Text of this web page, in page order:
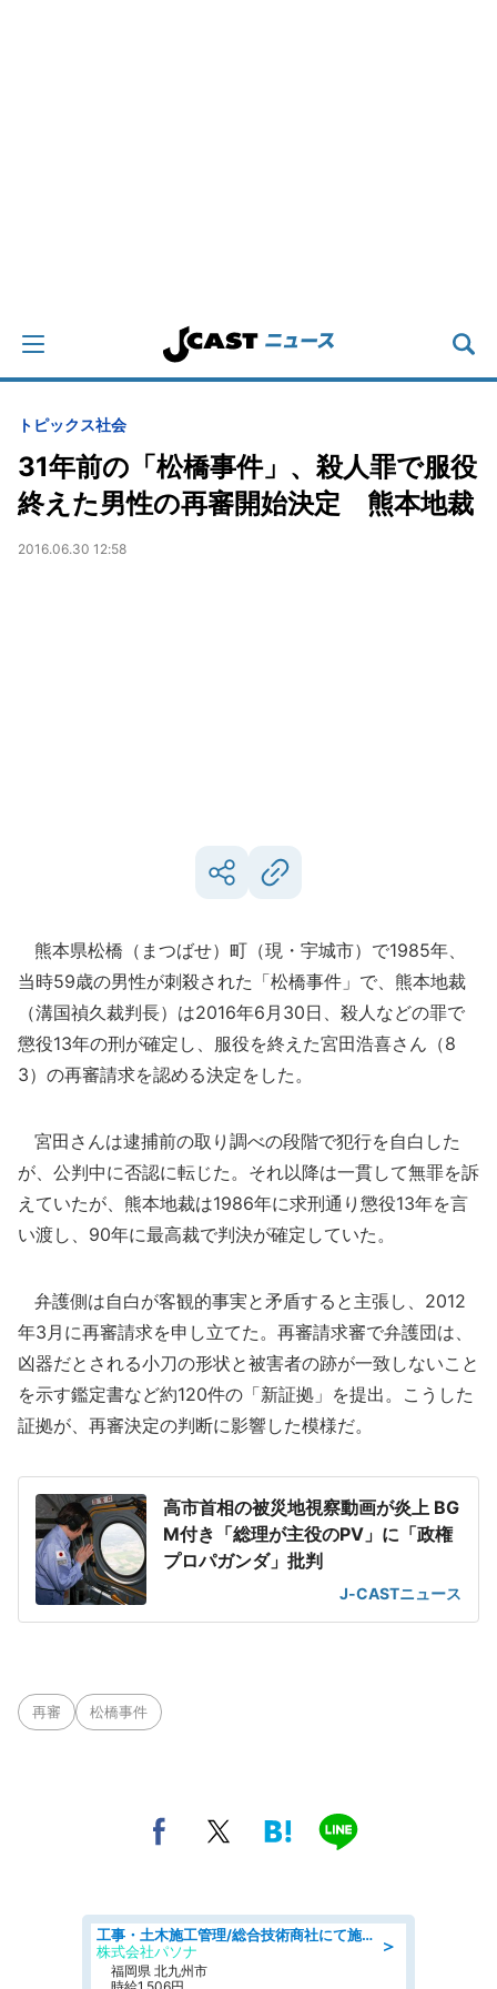
トピックス社会
31年前の「松橋事件」、殺人罪で服役
終えた男性の再審開始決定 熊本地裁
2016.06.30 12:58
熊本県松橋（まつばせ）町（現・宇城市）で1985年、
当時59歳の男性が刺殺された「松橋事件」で、熊本地裁
（溝国禎久裁判長）は2016年6月30日、殺人などの罪で
懲役13年の刑が確定し、服役を終えた宮田浩喜さん（8
3）の再審請求を認める決定をした。
宮田さんは逮捕前の取り調べの段階で犯行を自白した
が、公判中に否認に転じた。それ以降は一貫して無罪を訴
えていたが、熊本地裁は1986年に求刑通り懲役13年を言
い渡し、90年に最高裁で判決が確定していた。
弁護側は自白が客観的事実と矛盾すると主張し、2012
年3月に再審請求を申し立てた。再審請求審で弁護団は、
凶器だとされる小刀の形状と被害者の跡が一致しないこと
を示す鑑定書など約120件の「新証拠」を提出。こうした
証拠が、再審決定の判断に影響した模様だ。
高市首相の被災地視察動画が炎上 BG
M付き「総理が主役のPV」に「政権
プロパガンダ」批判
J-CASTニュース
再審 松橋事件
＞
工事・土木施工管理/総合技術商社にて施工管理のお仕事/即日勤務可/車通勤可/工事・土木施工管理/生産・品質管理
株式会社パソナ
福岡県 北九州市